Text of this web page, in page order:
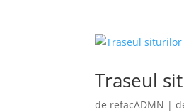
Traseul
de refacADMN |